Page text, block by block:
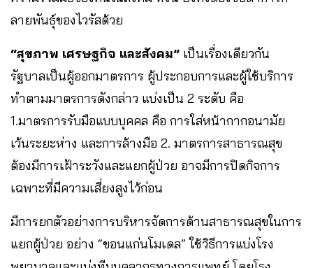
ลายพันธุ์ของไวรัสด้วย
“สุขภาพ​ เศรษฐกิจ​ และสังคม” เป็นเรื่องเดียวกัน
รัฐบาลเป็นผู้ออกมาตรการ​ ผู้ประกอบการและผู้ใช้บริการ​
ทำตามมาตรการดังกล่าว แบ่งเป็น​ 2​ ระดับ​ คือ​
1.มาตรการรับมือแบบบุคคล​ คือ​ การใส่หน้ากากอนามัย​
เว้นระยะห่าง​ และการล้างมือ​ 2.​ มาตรการสาธารณสุข​
ต้องมีการเฝ้าระวังและแยกผู้ป่วย​ อาจมีการปิดกิจการ
เฉพาะที่มีความเสี่ยงสูงไว้ก่อน
มีการยกตัวอย่างการบริหารจัดการด้านสาธารณสุขในการ
แยกผู้ป่วย​ อย่าง “ขอนแก่นโมเดล” ใช้วิธีการแบ่งโรง